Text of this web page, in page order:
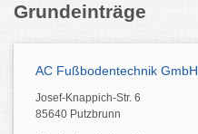
Grundeinträge
AC Fußbodentechnik GmbH
Josef-Knappich-Str. 6
85640 Putzbrunn